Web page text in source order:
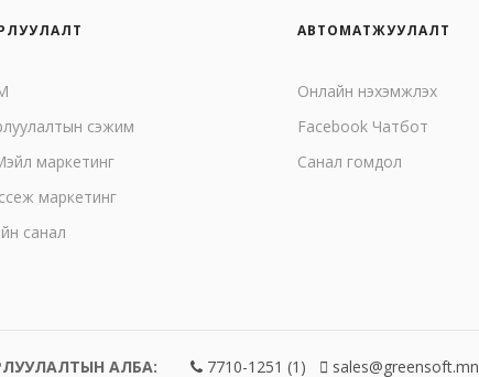
сэжим
маркетинг
маркетинг
санал
АВТОМАТЖУУЛАЛТ
Онлайн нэхэмжлэх
Facebook Чатбот
Санал гомдол
АЛБА: 7710-1251 (1) sales@greensoft.mn